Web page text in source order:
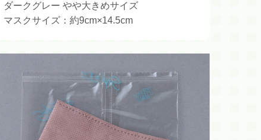
ダークグレー やや大きめサイズ
マスクサイズ：約9cm×14.5cm